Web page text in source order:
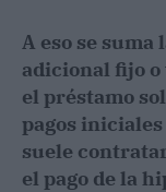
A eso se suma
adicional fijo o
el préstamo
pagos
suele
el pago de la